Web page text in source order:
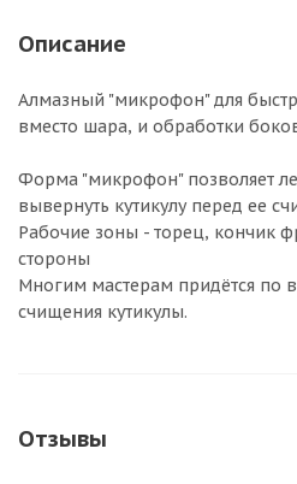
Описание
Алмазный "микрофон" для
вместо шара, и обработки
Форма "микрофон" позволяет
вывернуть кутикулу перед ее
Рабочие зоны - торец, кончик
стороны
Многим мастерам придётся по
счищения кутикулы.
Отзывы